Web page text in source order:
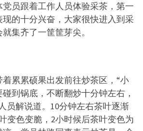
员跟着工作人员体验采茶，第一
的十分兴奋，大家很快进入到采
集齐了一筐筐芽尖。
累累硕果出发前往炒茶区，“小
到锅底，不断翻炒十分钟左右，
员解说道。10分钟左右茶叶逐渐
变色变脆，2小时候后茶叶变色为